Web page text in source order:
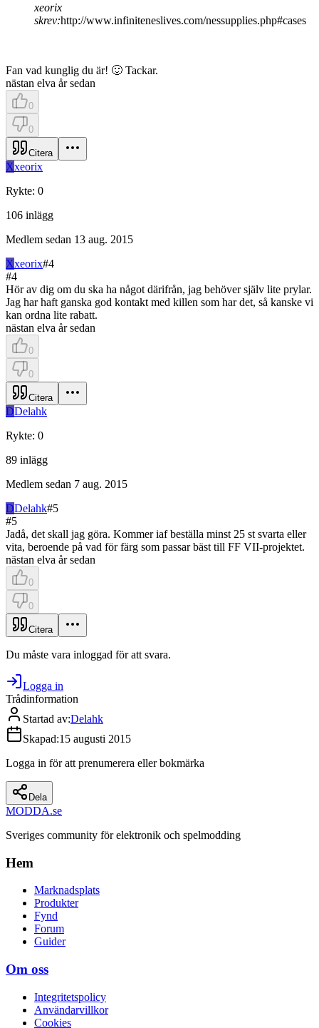
xeorix
skrev:http://www.infiniteneslives.com/nessupplies.php#cases
Fan vad kunglig du är! 🙂 Tackar.
nästan elva år sedan
0
0
Citera
Xxeorix
Rykte: 0
106 inlägg
Medlem sedan 13 aug. 2015
Xxeorix#4
#4
Hör av dig om du ska ha något därifrån, jag behöver själv lite prylar.
Jag har haft ganska god kontakt med killen som har det, så kanske vi
kan ordna lite rabatt.
nästan elva år sedan
0
0
Citera
DDelahk
Rykte: 0
89 inlägg
Medlem sedan 7 aug. 2015
DDelahk#5
#5
Jadå, det skall jag göra. Kommer iaf beställa minst 25 st svarta eller
vita, beroende på vad för färg som passar bäst till FF VII-projektet.
nästan elva år sedan
0
0
Citera
Du måste vara inloggad för att svara.
Logga in
Trådinformation
Startad av:Delahk
Skapad:15 augusti 2015
Logga in för att prenumerera eller bokmärka
Dela
MODDA.se
Sveriges community för elektronik och spelmodding
Hem
Marknadsplats
Produkter
Fynd
Forum
Guider
Om oss
Integritetspolicy
Användarvillkor
Cookies